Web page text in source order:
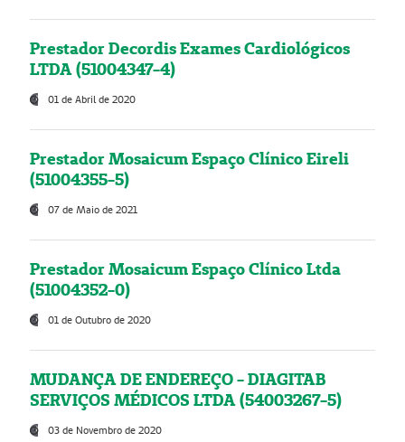
Prestador Decordis Exames Cardiológicos
LTDA (51004347-4)
01 de Abril de 2020
Prestador Mosaicum Espaço Clínico Eireli
(51004355-5)
07 de Maio de 2021
Prestador Mosaicum Espaço Clínico Ltda
(51004352-0)
01 de Outubro de 2020
MUDANÇA DE ENDEREÇO - DIAGITAB
SERVIÇOS MÉDICOS LTDA (54003267-5)
03 de Novembro de 2020